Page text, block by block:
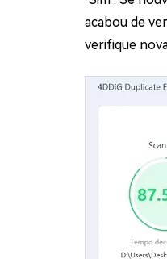
acabou de
verifique